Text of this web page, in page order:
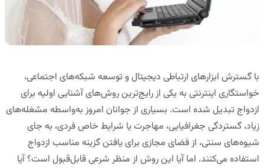
با گسترش ابزارهای ارتباطی دیجیتال و توسعه شبکه‌های اجتماعی،
خواستگاری اینترنتی به یکی از رایج‌ترین روش‌های آشنایی اولیه برای
ازدواج تبدیل شده است. بسیاری از جوانان امروز به‌واسطه مشغله‌های
زیاد، گستردگی جغرافیایی، مهاجرت یا شرایط خاص فردی، به جای
شیوه‌های سنتی، از فضای مجازی برای یافتن گزینه مناسب ازدواج
استفاده می‌کنند. اما آیا این روش از منظر شرعی قابل‌قبول است؟ آیا